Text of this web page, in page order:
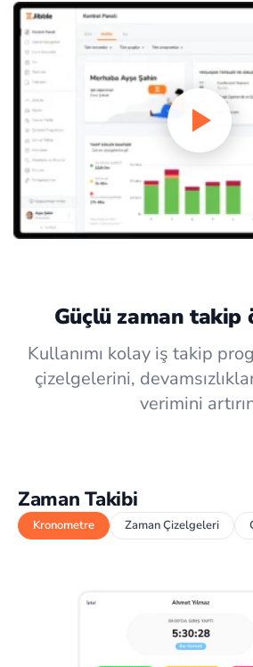
Güçlü zaman takip
Kullanımı kolay iş takip
çizelgelerini,
verimini
Zaman Takibi
Kronometre Zaman Çizelgeleri